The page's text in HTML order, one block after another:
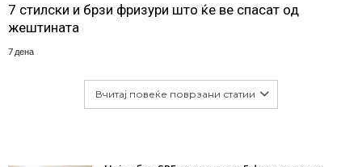
7 стилски и брзи фризури што ќе ве спасат од
жештината
7 дена
Вчитај повеќе поврзани статии